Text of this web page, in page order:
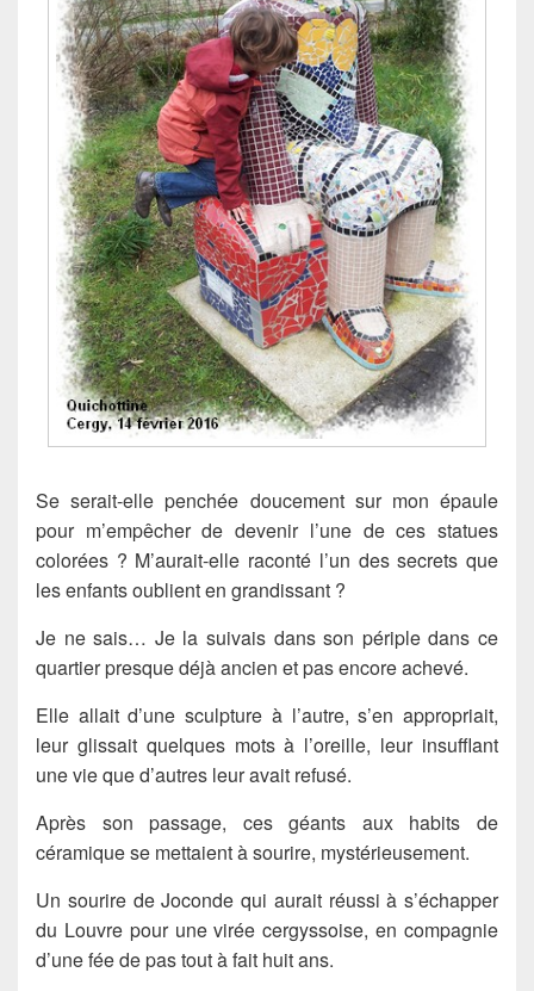
Se serait-elle penchée doucement sur mon épaule
pour m’empêcher de devenir l’une de ces statues
colorées ? M’aurait-elle raconté l’un des secrets que
les enfants oublient en grandissant ?
Je ne sais… Je la suivais dans son périple dans ce
quartier presque déjà ancien et pas encore achevé.
Elle allait d’une sculpture à l’autre, s’en appropriait,
leur glissait quelques mots à l’oreille, leur insufflant
une vie que d’autres leur avait refusé.
Après son passage, ces géants aux habits de
céramique se mettaient à sourire, mystérieusement.
Un sourire de Joconde qui aurait réussi à s’échapper
du Louvre pour une virée cergyssoise, en compagnie
d’une fée de pas tout à fait huit ans.